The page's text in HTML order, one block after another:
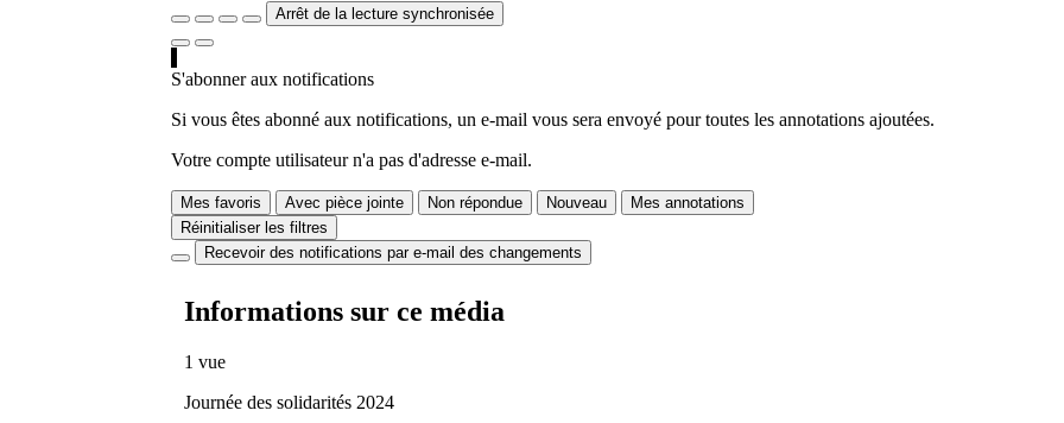
Arrêt de la lecture synchronisée
S'abonner aux notifications
Si vous êtes abonné aux notifications, un e-mail vous sera envoyé pour toutes les annotations ajoutées.
Votre compte utilisateur n'a pas d'adresse e-mail.
Mes favoris Avec pièce jointe Non répondue Nouveau
Mes annotations
Réinitialiser les filtres
Recevoir des notifications par e-mail des changements
Informations sur ce média
1 vue
Journée des solidarités 2024